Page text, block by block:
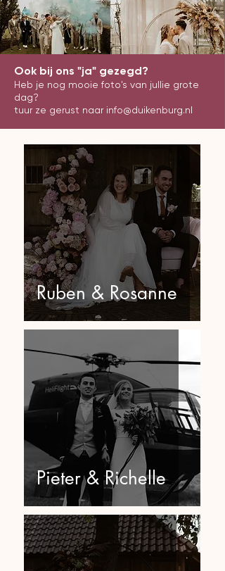
Ook bij ons "ja" gezegd?
Heb je nog mooie foto's van jullie grote
dag?
tuur ze gerust naar info@duikenburg.nl
Ruben & Rosanne
Pieter & Richelle